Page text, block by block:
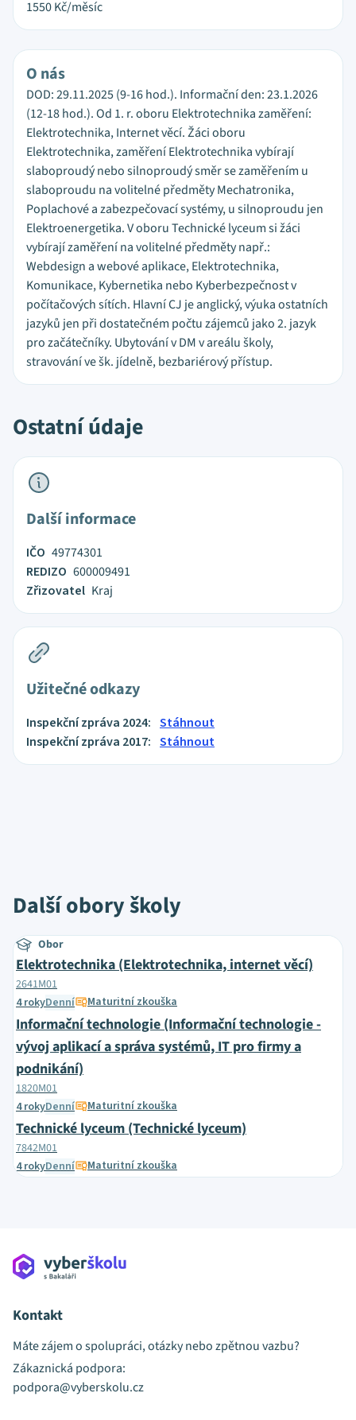
1550Kč/měsíc
O nás
DOD: 29.11.2025 (9-16 hod.). Informační den: 23.1.2026
(12-18 hod.). Od 1. r. oboru Elektrotechnika zaměření:
Elektrotechnika, Internet věcí. Žáci oboru
Elektrotechnika, zaměření Elektrotechnika vybírají
slaboproudý nebo silnoproudý směr se zaměřením u
slaboproudu na volitelné předměty Mechatronika,
Poplachové a zabezpečovací systémy, u silnoproudu jen
Elektroenergetika. V oboru Technické lyceum si žáci
vybírají zaměření na volitelné předměty např.:
Webdesign a webové aplikace, Elektrotechnika,
Komunikace, Kybernetika nebo Kyberbezpečnost v
počítačových sítích. Hlavní CJ je anglický, výuka ostatních
jazyků jen při dostatečném počtu zájemců jako 2. jazyk
pro začátečníky. Ubytování v DM v areálu školy,
stravování ve šk. jídelně, bezbariérový přístup.
Ostatní údaje
Další informace
IČO 49774301
REDIZO 600009491
Zřizovatel Kraj
Užitečné odkazy
Inspekční zpráva 2024: Stáhnout
Inspekční zpráva 2017: Stáhnout
Další obory školy
Obor
Elektrotechnika (Elektrotechnika, internet věcí)
2641M01
4 rokyDenní Maturitní zkouška
Informační technologie (Informační technologie -
vývoj aplikací a správa systémů, IT pro firmy a
podnikání)
1820M01
4 rokyDenní Maturitní zkouška
Technické lyceum (Technické lyceum)
7842M01
4 rokyDenní Maturitní zkouška
Kontakt
Máte zájem o spolupráci, otázky nebo zpětnou vazbu?
Zákaznická podpora:
podpora@vyberskolu.cz